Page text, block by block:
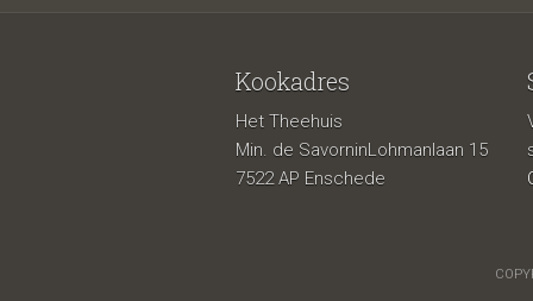
Kookadres
Het Theehuis
Min. de SavorninLohmanlaan 15
7522 AP Enschede